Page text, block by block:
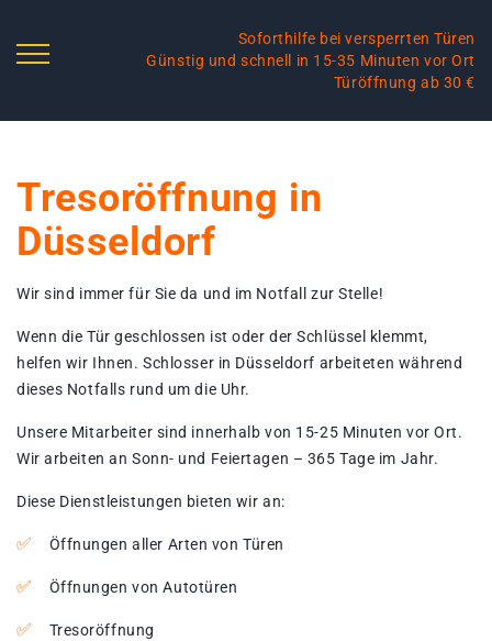
Soforthilfe bei versperrten Türen
Günstig und schnell in 15-35 Minuten vor Ort
Türöffnung ab 30 €
Tresoröffnung in
Düsseldorf
Wir sind immer für Sie da und im Notfall zur Stelle!
Wenn die Tür geschlossen ist oder der Schlüssel klemmt,
helfen wir Ihnen. Schlosser in Düsseldorf arbeiteten während
dieses Notfalls rund um die Uhr.
Unsere Mitarbeiter sind innerhalb von 15-25 Minuten vor Ort.
Wir arbeiten an Sonn- und Feiertagen – 365 Tage im Jahr.
Diese Dienstleistungen bieten wir an:
Öffnungen aller Arten von Türen
Öffnungen von Autotüren
Tresoröffnung